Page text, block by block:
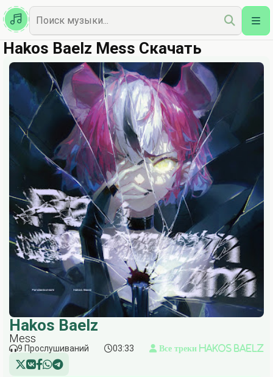
Казахская
Наш Топ
Hakos Baelz Mess Скачать
Hakos Baelz
Mess
9 Прослушиваний 03:33 Все треки Hakos Baelz